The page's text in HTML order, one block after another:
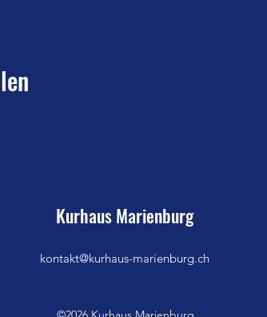
Kurhaus Marienburg
kontakt@kurhaus-marienburg.ch